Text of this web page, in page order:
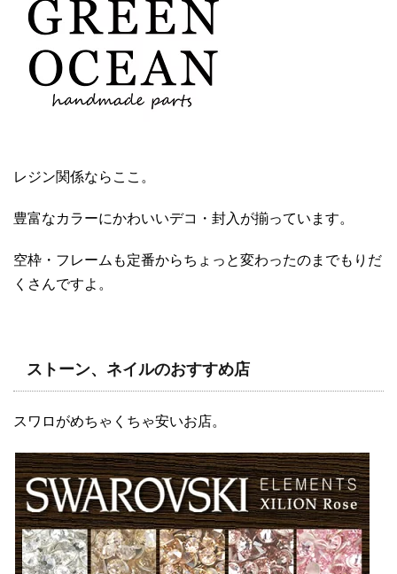
レジン関係ならここ。
豊富なカラーにかわいいデコ・封入が揃っています。
空枠・フレームも定番からちょっと変わったのまでもりだ
くさんですよ。
ストーン、ネイルのおすすめ店
スワロがめちゃくちゃ安いお店。